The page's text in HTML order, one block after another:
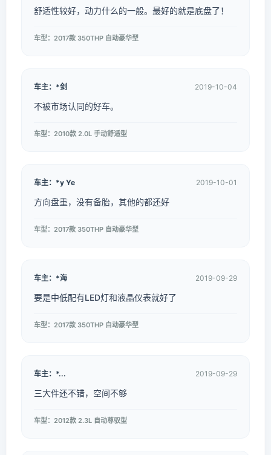
舒适性较好，动力什么的一般。最好的就是底盘了！
车型：2017款 350THP 自动豪华型
车主：*剑 2019-10-04
不被市场认同的好车。
车型：2010款 2.0L 手动舒适型
车主：*y Ye 2019-10-01
方向盘重，没有备胎，其他的都还好
车型：2017款 350THP 自动豪华型
车主：*海 2019-09-29
要是中低配有LED灯和液晶仪表就好了
车型：2017款 350THP 自动豪华型
车主：*... 2019-09-29
三大件还不错，空间不够
车型：2012款 2.3L 自动尊驭型